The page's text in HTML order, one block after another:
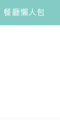
餐廳懶人包